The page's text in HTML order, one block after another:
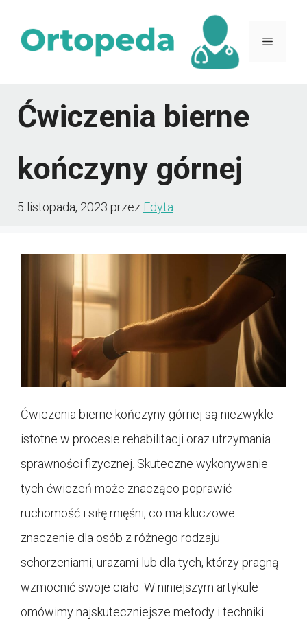
Menu
Ćwiczenia bierne
kończyny górnej
5 listopada, 2023 przez Edyta
Ćwiczenia bierne kończyny górnej są niezwykle
istotne w procesie rehabilitacji oraz utrzymania
sprawności fizycznej. Skuteczne wykonywanie
tych ćwiczeń może znacząco poprawić
ruchomość i siłę mięśni, co ma kluczowe
znaczenie dla osób z różnego rodzaju
schorzeniami, urazami lub dla tych, którzy pragną
wzmocnić swoje ciało. W niniejszym artykule
omówimy najskuteczniejsze metody i techniki